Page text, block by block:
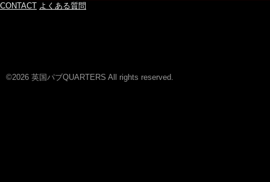
CONTACT よくある質問
©2026 英国パブQUARTERS All rights reserved.